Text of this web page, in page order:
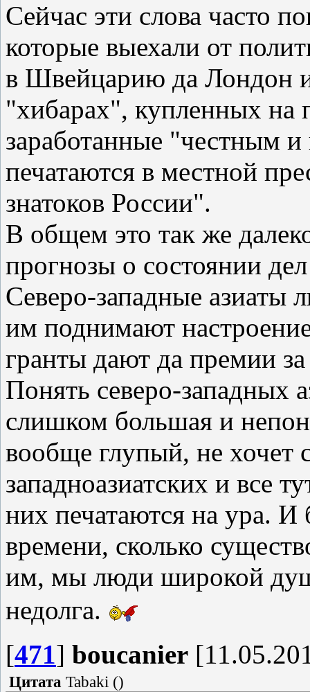
Сейчас эти слова часто
которые выехали от
в Швейцарию да Лондон
"хибарах", купленных на
заработанные "честным
печатаются в местной
знатоков России".
В общем это так же
прогнозы о состоянии
Северо-западные азиаты
им поднимают
гранты дают да премии
Понять северо-западных
слишком большая и
вообще глупый, не хочет
западноазиатских и все
них печатаются на ура. И
времени, сколько
им, мы люди широкой
недолга.
[471] boucanier
Цитата Tabaki ()